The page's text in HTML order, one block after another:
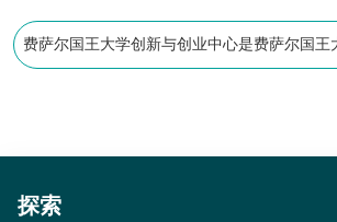
费萨尔国王大学创新与创业中心是费萨尔国王
探索